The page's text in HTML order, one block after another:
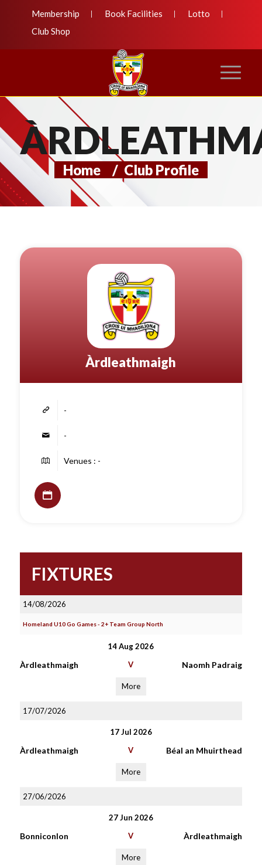
Membership Book Facilities
Lotto
Club Shop
Home / Club Profile
Àrdleathmaigh
-
-
Venues : -
FIXTURES
14/08/2026
Homeland U10 Go Games - 2+ Team Group North
14 Aug 2026
Àrdleathmaigh V Naomh Padraig
More
17/07/2026
17 Jul 2026
Àrdleathmaigh V Béal an Mhuirthead
More
27/06/2026
27 Jun 2026
Bonniconlon V Àrdleathmaigh
More